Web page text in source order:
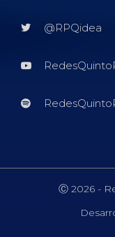
@RPQidea
Ⓒ 2026 -